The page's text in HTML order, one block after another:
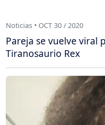
Noticias • OCT 30 / 2020
Pareja se vuelve viral
Tiranosaurio Rex